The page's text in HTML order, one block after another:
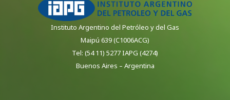
Instituto Argentino del Petróleo y del Gas
Maipú 639 (C1006ACG)
Tel: (54 11) 5277 IAPG (4274)
Buenos Aires – Argentina